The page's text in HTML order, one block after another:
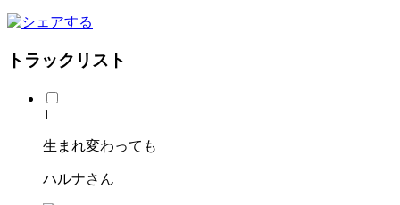
トラックリスト
1
生まれ変わっても
ハルナさん